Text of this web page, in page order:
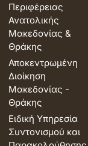
Περιφέρειας
Ανατολικής
Μακεδονίας &
Θράκης
Αποκεντρωμένη
Διοίκηση
Μακεδονίας -
Θράκης
Ειδική Υπηρεσία
Συντονισμού και